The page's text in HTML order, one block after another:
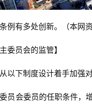
例有多处创新。（本网资
委员会的监管】
以下制度设计着手加强
员会委员的任职条件，